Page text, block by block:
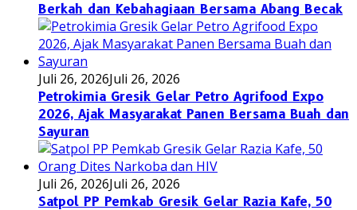
Berkah dan Kebahagiaan Bersama Abang Becak
Juli 26, 2026Juli 26, 2026
Petrokimia Gresik Gelar Petro Agrifood Expo
2026, Ajak Masyarakat Panen Bersama Buah dan
Sayuran
Juli 26, 2026Juli 26, 2026
Satpol PP Pemkab Gresik Gelar Razia Kafe, 50